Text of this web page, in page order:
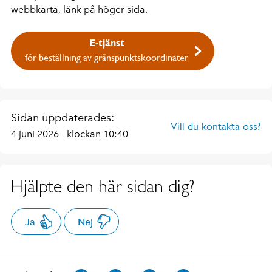
webbkarta, länk på höger sida.
E-tjänst
för beställning av gränspunktskoordinater
Sidan uppdaterades:
4 juni 2026 klockan 10:40
Vill du kontakta oss?
Hjälpte den här sidan dig?
Ja Nej